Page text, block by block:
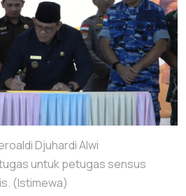
Djuhardi Alwi
untuk petugas sensus
(Istimewa)